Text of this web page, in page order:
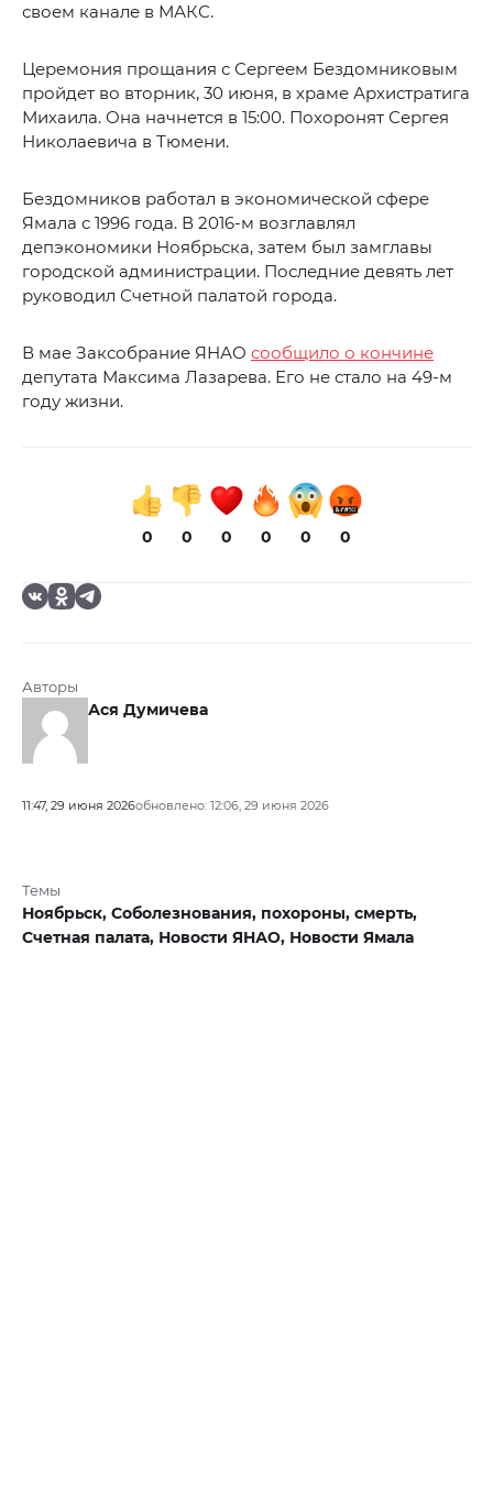
своем канале в МАКС.
Церемония прощания с Сергеем Бездомниковым
пройдет во вторник, 30 июня, в храме Архистратига
Михаила. Она начнется в 15:00. Похоронят Сергея
Николаевича в Тюмени.
Бездомников работал в экономической сфере
Ямала с 1996 года. В 2016-м возглавлял
депэкономики Ноябрьска, затем был замглавы
городской администрации. Последние девять лет
руководил Счетной палатой города.
В мае Заксобрание ЯНАО сообщило о кончине
депутата Максима Лазарева. Его не стало на 49-м
году жизни.
0 0 0 0 0 0
Авторы
Ася Думичева
11:47, 29 июня 2026обновлено: 12:06, 29 июня 2026
Темы
Ноябрьск, Соболезнования, похороны, смерть,
Счетная палата, Новости ЯНАО, Новости Ямала